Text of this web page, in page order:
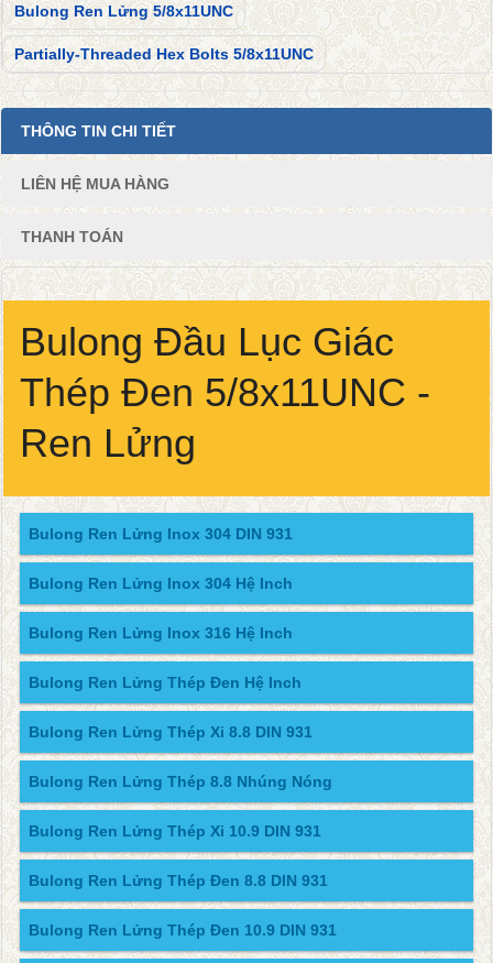
Bulong Ren Lửng 5/8x11UNC
Partially-Threaded Hex Bolts 5/8x11UNC
THÔNG TIN CHI TIẾT
LIÊN HỆ MUA HÀNG
THANH TOÁN
Bulong Đầu Lục Giác
Thép Đen 5/8x11UNC -
Ren Lửng
Bulong Ren Lửng Inox 304 DIN 931
Bulong Ren Lửng Inox 304 Hệ Inch
Bulong Ren Lửng Inox 316 Hệ Inch
Bulong Ren Lửng Thép Đen Hệ Inch
Bulong Ren Lửng Thép Xi 8.8 DIN 931
Bulong Ren Lửng Thép 8.8 Nhúng Nóng
Bulong Ren Lửng Thép Xi 10.9 DIN 931
Bulong Ren Lửng Thép Đen 8.8 DIN 931
Bulong Ren Lửng Thép Đen 10.9 DIN 931